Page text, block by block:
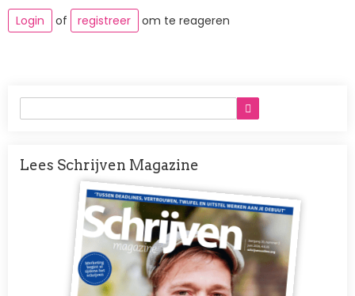
Login of registreer om te reageren
Lees Schrijven Magazine
Afbeelding